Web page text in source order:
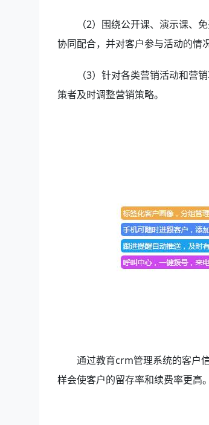
（2）围绕公开课、演示课、
协同配合，并对客户参与活动的情
（3）针对各类营销活动和营
策者及时调整营销策略。
通过教育crm管理系统的客户
样会使客户的留存率和续费率更高。